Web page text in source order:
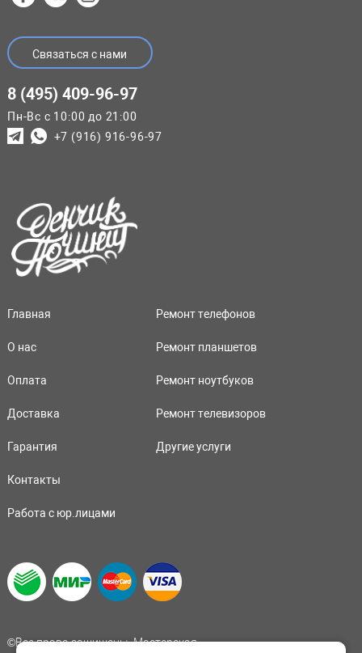
Связаться с нами
8 (495) 409-96-97
Пн-Вс с 10:00 до 21:00
+7 (916) 916-96-97
Главная
О нас
Оплата
Доставка
Гарантия
Контакты
Работа с юр.лицами
Ремонт телефонов
Ремонт планшетов
Ремонт ноутбуков
Ремонт телевизоров
Другие услуги
©Все права защищены. Мастерская